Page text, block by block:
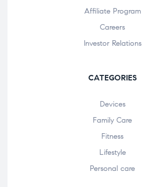
Affiliate Program
Careers
Investor Relations
CATEGORIES
Devices
Family Care
Fitness
Lifestyle
Personal care